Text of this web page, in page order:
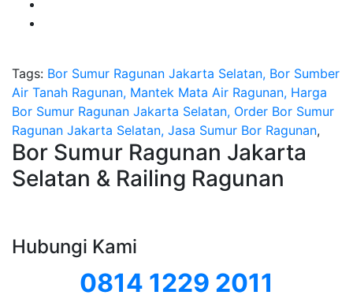
Tags: Bor Sumur Ragunan Jakarta Selatan, Bor Sumber
Air Tanah Ragunan, Mantek Mata Air Ragunan, Harga
Bor Sumur Ragunan Jakarta Selatan, Order Bor Sumur
Ragunan Jakarta Selatan, Jasa Sumur Bor Ragunan,
Bor Sumur Ragunan Jakarta
Selatan & Railing Ragunan
Hubungi Kami
0814 1229 2011